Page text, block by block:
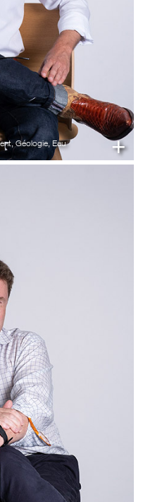
+
Géologie, Eau